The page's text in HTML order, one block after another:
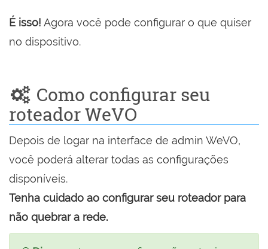
É isso! Agora você pode configurar o que quiser
no dispositivo.
Como configurar seu
roteador WeVO
Depois de logar na interface de admin WeVO,
você poderá alterar todas as configurações
disponíveis.
Tenha cuidado ao configurar seu roteador para
não quebrar a rede.